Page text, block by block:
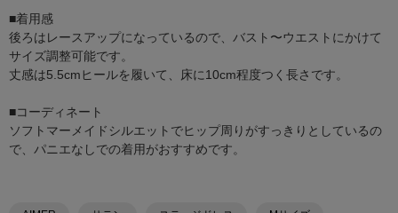
■着用感
後ろはレースアップになっているので、バスト〜ウエストにかけて
サイズ調整可能です。
丈感は5.5cmヒールを履いて、床に10cm程度つく長さです。
■コーディネート
ソフトマーメイドシルエットでヒップ周りがすっきりとしているの
で、パニエなしでの着用がおすすめです。